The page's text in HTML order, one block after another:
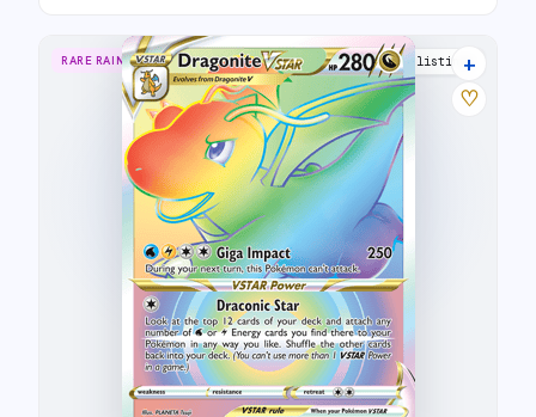
RARE RAINBOW 26 listings
+
♡